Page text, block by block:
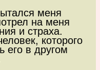
меня
на меня
и страха.
которого
его в другом